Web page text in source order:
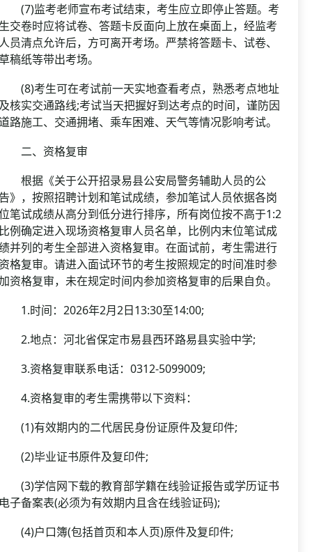
监考老师宣布考试结束，考生应立即停止答题。考
交卷时应将试卷、答题卡反面向上放在桌面上，经监考
员清点允许后，方可离开考场。严禁将答题卡、试卷、
稿纸等带出考场。
考生可在考试前一天实地查看考点，熟悉考点地址
核实交通路线;考试当天把握好到达考点的时间，谨防因
路施工、交通拥堵、乘车困难、天气等情况影响考试。
、资格复审
据《关于公开招录易县公安局警务辅助人员的公
》，按照招聘计划和笔试成绩，参加笔试人员依据各岗
笔试成绩从高分到低分进行排序，所有岗位按不高于1:2
例确定进入现场资格复审人员名单，比例内末位笔试成
并列的考生全部进入资格复审。在面试前，考生需进行
格复审。请进入面试环节的考生按照规定的时间准时参
资格复审，未在规定时间内参加资格复审的后果自负。
时间：2026年2月2日13:30至14:00;
地点：河北省保定市易县西环路易县实验中学;
资格复审联系电话：0312-5099009;
资格复审的考生需携带以下资料：
有效期内的二代居民身份证原件及复印件;
毕业证书原件及复印件;
学信网下载的教育部学籍在线验证报告或学历证书
子备案表(必须为有效期内且含在线验证码);
户口簿(包括首页和本人页)原件及复印件;